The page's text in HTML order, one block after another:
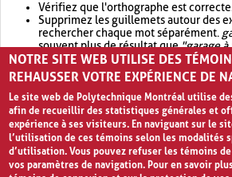
Vérifiez que l'orthographe est correcte.
Supprimez les guillemets autour des
rechercher chaque mot séparément.
souvent plus de résultat que"garage à
Envisagez d'élargir votre recherche
retournera souvent plus de résultat
NOTRE SITE WEB UTILISE DES
REHAUSSER VOTRE EXPÉRIENCE DE
Le site web de Polytechnique Montréal utilise
afin de recueillir des statistiques générales et
expérience à ses visiteurs. En naviguant sur le
l’utilisation de ces témoins selon les modalités
d’utilisation. Vous pouvez refuser les témoins
vos paramètres de navigation. Pour en savoir